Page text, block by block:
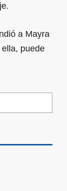
a Mayra
ella, puede